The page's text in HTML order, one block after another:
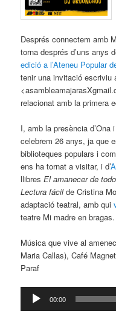
Després connectem amb
torna després d’uns anys
edició a l’Ateneu Popular
tenir una invitació escriviu
relacionat amb la primera
I, amb la presència
celebrem 26 anys, ja que
biblioteques populars i
ens ha tornat a visitar, i d’
llibresEl amanecer de todo
Lectura fácilde Cristina
adaptació teatral, amb qui
teatre Mi madre en bragas.
Música que vive al
Maria Callas), Café
Paraf
Reproductor
d'àudio
00:00